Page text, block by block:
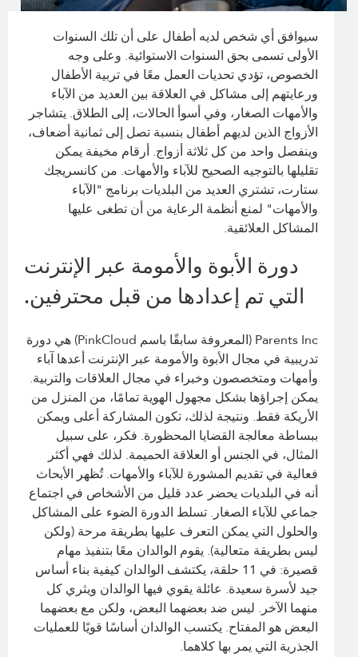
سيوافق أي شخص لديه أطفال على أن تلك السنوات
الأولى تسمى بحق السنوات الاستوائية. وعلى وجه
الخصوص، تؤدي تحديات العمل معًا في تربية الأطفال
ورعايتهم إلى مشاكل في العلاقة بين العديد من الآباء
والأمهات الصغار، وفي أسوأ الحالات، إلى الطلاق. يتشاجر
الأزواج الذين لديهم أطفال بنسبة تصل إلى ثمانية أضعاف،
وينفصل واحد من كل ثلاثة أزواج. أرقام مخيفة يمكن
تقليلها بالتوجيه الصحيح للآباء والأمهات. من كانسريجك
ستارت، تشتري العديد من البلديات برنامج "الآباء
والأمهات" لمنع أنظمة الرعاية من أن تطغى عليها
المشاكل العلائقية.
دورة الأبوة والأمومة عبر الإنترنت
التي تم إعدادها من قبل محترفين.
Parents Inc (المعروفة سابقًا باسم PinkCloud) هي دورة
تدريبية في مجال الأبوة والأمومة عبر الإنترنت أعدها آباء
وأمهات ومتخصصون وخبراء في مجال العلاقات والتربية.
يمكن إجراؤها بشكل مجهول الهوية تمامًا، من المنزل من
الأريكة فقط. ونتيجة لذلك، تكون المشاركة أعلى ويمكن
ببساطة معالجة القضايا المحظورة. فكر، على سبيل
المثال، في الجنس أو العلاقة الحميمة. لذلك فهي أكثر
فعالية في تقديم المشورة للآباء والأمهات. تُظهر الأبحاث
أنه في البلديات يحضر عدد قليل من الأشخاص في اجتماع
جماعي للآباء الصغار. تسلط الدورة الضوء على المشاكل
والحلول التي يمكن التعرف عليها بطريقة مرحة (ولكن
ليس بطريقة متعالية). يقوم الوالدان معًا بتنفيذ مهام
قصيرة: في 11 حلقة، يكتشف الوالدان كيفية بناء أساس
جيد لأسرة سعيدة. عائلة يقوي فيها الوالدان ويثري كل
منهما الآخر. ليس ضد بعضهما البعض، ولكن مع بعضهما
البعض هو المفتاح. يكتسب الوالدان أساسًا قويًا للعمليات
الجذرية التي يمر بها كلاهما.